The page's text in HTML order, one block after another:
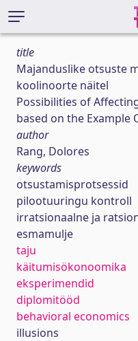
title
Majanduslike otsuste
koolinoorte näitel
Possibilities of
based on the Example
author
Rang, Dolores
keywords
otsustamisprotsessid
pilootuuringu kontroll
irratsionaalne ja
esmamulje
taju
käitumisökonoomika
eksperimendid
diplomitööd
behavioral economics
illusions